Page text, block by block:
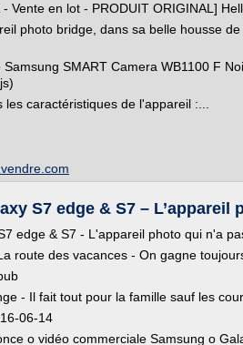
- Vente en lot - PRODUIT ORIGINAL]
photo bridge, dans sa belle housse
Samsung SMART Camera WB1100 F
caractéristiques de l'appareil :...
S7 edge & S7 – L’appareil
edge & S7 - L'appareil photo qui n'a
route des vacances - On gagne
- Il fait tout pour la famille sauf les
06-14
o vidéo commerciale Samsung o